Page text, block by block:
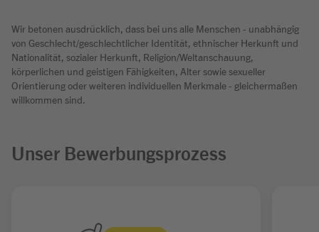
Wir betonen ausdrücklich, dass bei uns alle Menschen - unabhängig
von Geschlecht/geschlechtlicher Identität, ethnischer Herkunft und
Nationalität, sozialer Herkunft, Religion/Weltanschauung,
körperlichen und geistigen Fähigkeiten, Alter sowie sexueller
Orientierung oder weiteren individuellen Merkmale - gleichermaßen
willkommen sind.
Unser Bewerbungsprozess